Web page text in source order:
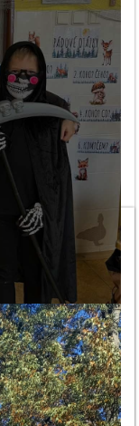
stupni nesl celý den
kostýmy –
probíhaly tematicky